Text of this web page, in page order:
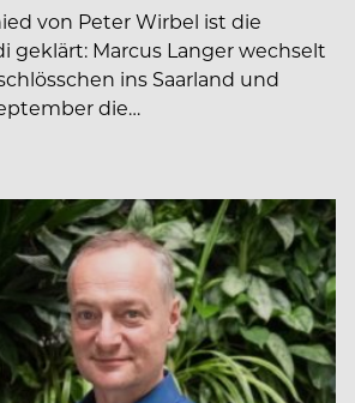
von Peter Wirbel ist die
geklärt: Marcus Langer wechselt
ins Saarland und
die…